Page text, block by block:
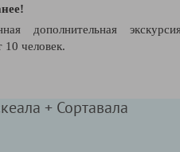
дополнительная
10 человек.
+ Сортавала